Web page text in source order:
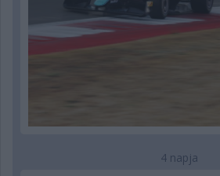
4 napja